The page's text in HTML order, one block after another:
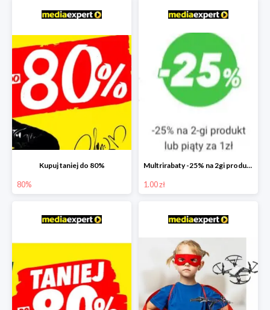
Kupuj taniej do 80%
80%
Multrirabaty -25% na 2gi produkt lub 5ty produkt za 1zł
1.00 zł